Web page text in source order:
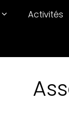
Activités